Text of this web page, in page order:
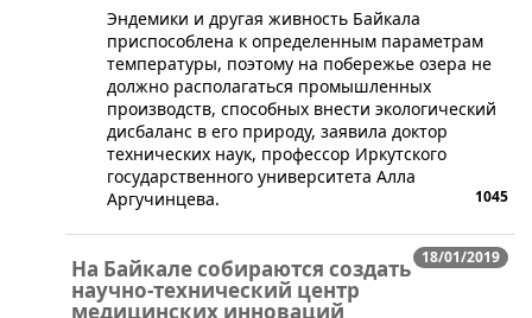
​Эндемики и другая живность Байкала
приспособлена к определенным параметрам
температуры, поэтому на побережье озера не
должно располагаться промышленных
производств, способных внести экологический
дисбаланс в его природу, заявила доктор
технических наук, профессор Иркутского
государственного университета Алла
Аргучинцева.
1045
18/01/2019
На Байкале собираются создать
научно-технический центр
медицинских инноваций